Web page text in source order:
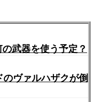
武器を使う予定？
ヴァルハザクが倒